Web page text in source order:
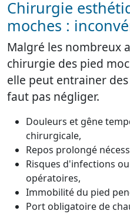
Chirurgie
moches :
Malgré les nombreux
chirurgie des pied
elle peut entrainer
faut pas négliger.
Douleurs et gêne
chirurgicale,
Repos prolongé
Risques d'infections
opératoires,
Immobilité du pied
Port obligatoire de